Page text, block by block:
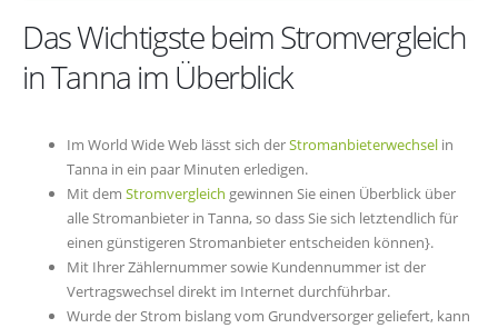
Das Wichtigste beim Stromvergleich
in Tanna im Überblick
Im World Wide Web lässt sich derStromanbieterwechsel in
Tanna in ein paar Minuten erledigen.
Mit dem Stromvergleich gewinnen Sie einen Überblick über
alle Stromanbieter in Tanna, so dass Sie sich letztendlich für
einen günstigeren Stromanbieter entscheiden können}.
Mit Ihrer Zählernummer sowie Kundennummer ist der
Vertragswechsel direkt im Internet durchführbar.
Wurde der Strom bislang vom Grundversorger geliefert, kann